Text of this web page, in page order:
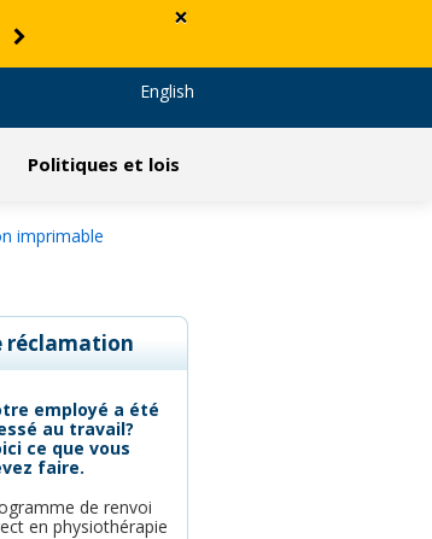
×
English
Politiques et lois
imprimable
réclamation
employé a été
au travail?
ce que vous
faire.
de renvoi
en physiothérapie